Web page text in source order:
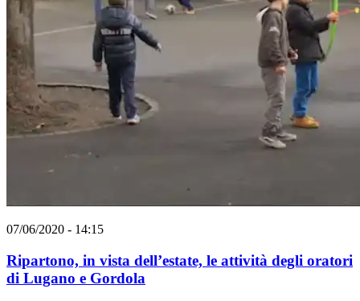
07/06/2020 - 14:15
Ripartono, in vista dell’estate, le attività degli oratori
di Lugano e Gordola